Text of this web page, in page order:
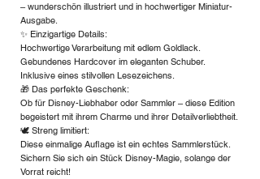
– wunderschön illustriert und in hochwertiger Miniatur-
Ausgabe.
✨ Einzigartige Details:
Hochwertige Verarbeitung mit edlem Goldlack.
Gebundenes Hardcover im eleganten Schuber.
Inklusive eines stilvollen Lesezeichens.
🎁 Das perfekte Geschenk:
Ob für Disney-Liebhaber oder Sammler – diese Edition
begeistert mit ihrem Charme und ihrer Detailverliebtheit.
🕊 Streng limitiert:
Diese einmalige Auflage ist ein echtes Sammlerstück.
Sichern Sie sich ein Stück Disney-Magie, solange der
Vorrat reicht!